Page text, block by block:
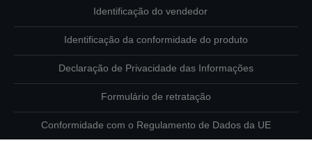
Identificação do vendedor
Identificação da conformidade do produto
Declaração de Privacidade das Informações
Formulário de retratação
Conformidade com o Regulamento de Dados da UE